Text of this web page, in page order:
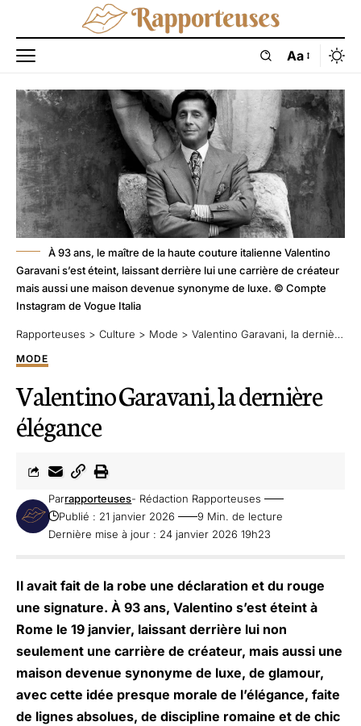
Aa
À 93 ans, le maître de la haute couture italienne Valentino
Garavani s’est éteint, laissant derrière lui une carrière de créateur
mais aussi une maison devenue synonyme de luxe. © Compte
Instagram de Vogue Italia
Rapporteuses > Culture > Mode > Valentino Garavani, la dernière élégance
MODE
Valentino Garavani, la dernière
élégance
Dernière mise à jour : 24 janvier 2026 19h23
Parrapporteuses- Rédaction Rapporteuses
Publié : 21 janvier 2026
9 Min. de lecture
Il avait fait de la robe une déclaration et du rouge
une signature. À 93 ans, Valentino s’est éteint à
Rome le 19 janvier, laissant derrière lui non
seulement une carrière de créateur, mais aussi une
maison devenue synonyme de luxe, de glamour,
avec cette idée presque morale de l’élégance, faite
de lignes absolues, de discipline romaine et de chic